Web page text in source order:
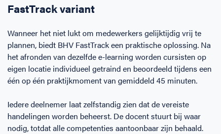
FastTrack variant
Wanneer het niet lukt om medewerkers gelijktijdig vrij te
plannen, biedt BHV FastTrack een praktische oplossing. Na
het afronden van dezelfde e-learning worden cursisten op
eigen locatie individueel getraind en beoordeeld tijdens een
één op één praktijkmoment van gemiddeld 45 minuten.
Iedere deelnemer laat zelfstandig zien dat de vereiste
handelingen worden beheerst. De docent stuurt bij waar
nodig, totdat alle competenties aantoonbaar zijn behaald.